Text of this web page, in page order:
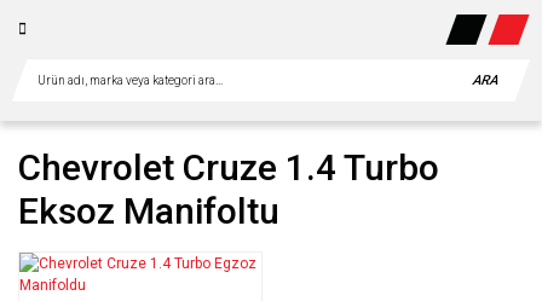
ARA
Chevrolet Cruze 1.4 Turbo
Eksoz Manifoltu